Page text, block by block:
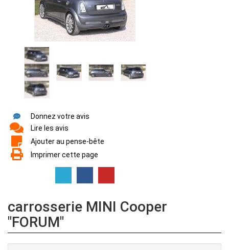
Donnez votre avis
Lire les avis
Ajouter au pense-bête
Imprimer cette page
carrosserie MINI Cooper
"FORUM"